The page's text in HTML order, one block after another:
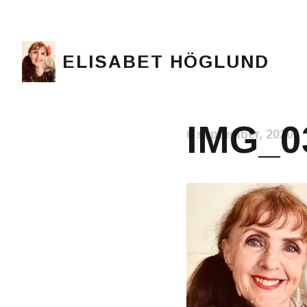
ELISABET HÖGLUND
6 september, 2020